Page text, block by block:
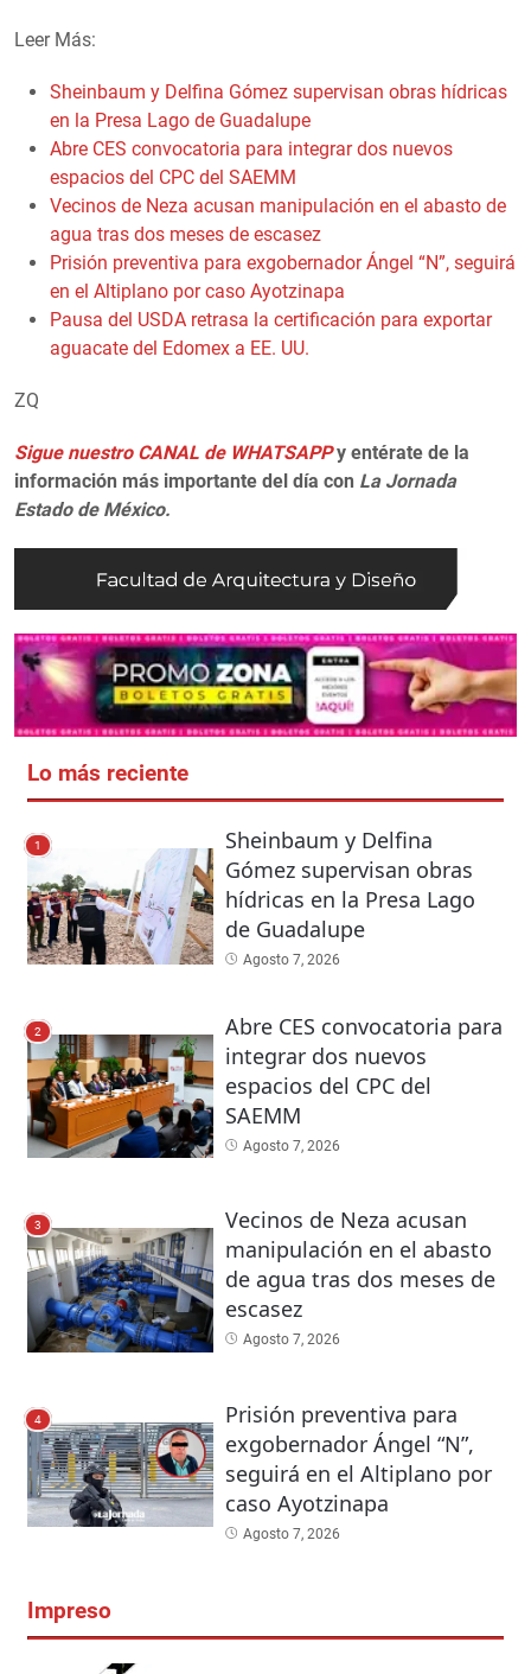
Leer Más:
Sheinbaum y Delfina Gómez supervisan obras hídricas
en la Presa Lago de Guadalupe
Abre CES convocatoria para integrar dos nuevos
espacios del CPC del SAEMM
Vecinos de Neza acusan manipulación en el abasto de
agua tras dos meses de escasez
Prisión preventiva para exgobernador Ángel “N”, seguirá
en el Altiplano por caso Ayotzinapa
Pausa del USDA retrasa la certificación para exportar
aguacate del Edomex a EE. UU.
ZQ
Sigue nuestro CANAL de WHATSAPPy entérate de la
información más importante del día con La Jornada
Estado de México.
Lo más reciente
1
Sheinbaum y Delfina
Gómez supervisan obras
hídricas en la Presa Lago
de Guadalupe
Agosto 7, 2026
2
Abre CES convocatoria para
integrar dos nuevos
espacios del CPC del
SAEMM
Agosto 7, 2026
3
Vecinos de Neza acusan
manipulación en el abasto
de agua tras dos meses de
escasez
Agosto 7, 2026
4
Prisión preventiva para
exgobernador Ángel “N”,
seguirá en el Altiplano por
caso Ayotzinapa
Agosto 7, 2026
Impreso